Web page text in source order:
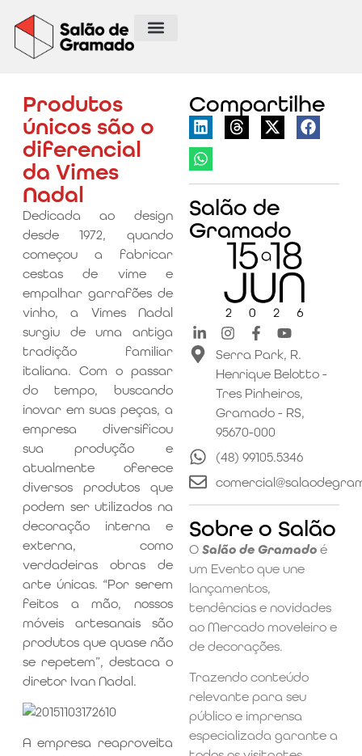
Compartilhe
Salão de
Gramado
Serra Park, R.
Henrique Belotto -
Tres Pinheiros,
Gramado - RS,
95670-000
(48) 99105.5346
Sobre o Salão
O Salão de Gramado é
um Evento que une
lançamentos,
tendências e novidades
ao Mercado moveleiro e
de decorações.
Trazendo conteúdo
relevante para seu
público e imprensa
especializada garante a
Produtos
únicos são o
diferencial
da Vimes
Nadal
Dedicada ao design
desde 1972, quando
começou a fabricar
cestas de vime e
empalhar garrafões de
vinho, a Vimes Nadal
surgiu de uma antiga
tradição familiar
italiana. Com o passar
do tempo, buscando
inovar em suas peças, a
empresa diversificou
sua produção e
atualmente oferece
diversos produtos que
podem ser utilizados na
decoração interna e
externa, como
verdadeiras obras de
arte únicas. “Por serem
feitos a mão, nossos
móveis artesanais são
produtos que quase não
se repetem”, destaca o
diretor Ivan Nadal.
A empresa reaproveita